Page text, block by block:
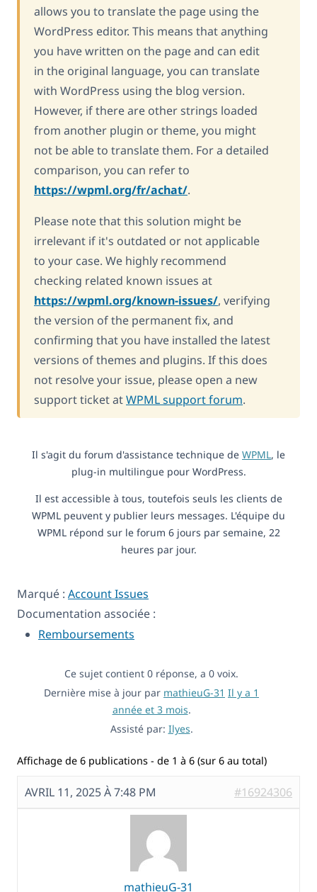
allows you to translate the page using the
WordPress editor. This means that anything
you have written on the page and can edit
in the original language, you can translate
with WordPress using the blog version.
However, if there are other strings loaded
from another plugin or theme, you might
not be able to translate them. For a detailed
comparison, you can refer to
https://wpml.org/fr/achat/.
Please note that this solution might be
irrelevant if it's outdated or not applicable
to your case. We highly recommend
checking related known issues at
https://wpml.org/known-issues/, verifying
the version of the permanent fix, and
confirming that you have installed the latest
versions of themes and plugins. If this does
not resolve your issue, please open a new
support ticket atWPML support forum.
Il s'agit du forum d'assistance technique de WPML, le
plug-in multilingue pour WordPress.
Il est accessible à tous, toutefois seuls les clients de
WPML peuvent y publier leurs messages. L'équipe du
WPML répond sur le forum 6 jours par semaine, 22
heures par jour.
Marqué : Account Issues
Documentation associée :
Remboursements
Ce sujet contient 0 réponse, a 0 voix.
Dernière mise à jour par mathieuG-31 Il y a 1
année et 3 mois.
Assisté par: Ilyes.
Affichage de 6 publications - de 1 à 6 (sur 6 au total)
AVRIL 11, 2025 À 7:48 PM #16924306
mathieuG-31